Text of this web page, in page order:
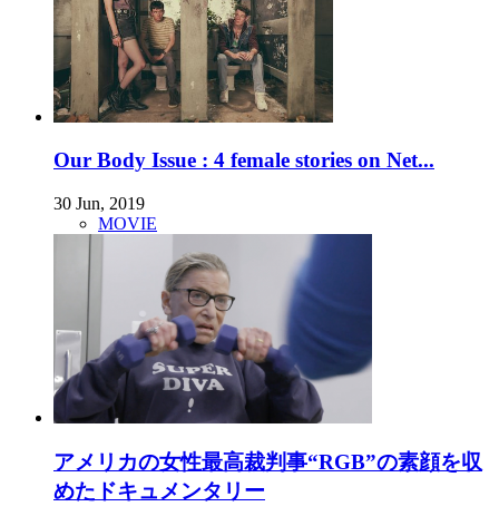
Our Body Issue : 4 female stories on Net...
30 Jun, 2019
MOVIE
アメリカの女性最高裁判事“RGB”の素顔を収
めたドキュメンタリー